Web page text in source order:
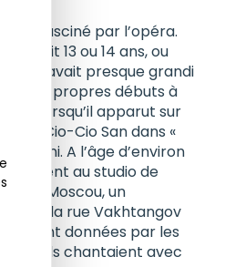
fasciné par l’opéra.
avait 13 ou 14 ans, ou
avait presque grandi
. Il fit ses propres débuts à
ans, lorsqu’il apparut sur
de Cio-Cio San dans «
Puccini. A l’âge d’environ
souvent au studio de
de Moscou, un
sur la rue Vakhtangov
étaient données par les
Ils chantaient avec